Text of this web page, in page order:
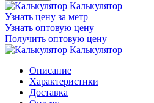
Калькулятор
Узнать цену за метр
Узнать оптовую цену
Получить оптовую цену
Калькулятор
Описание
Характеристики
Доставка